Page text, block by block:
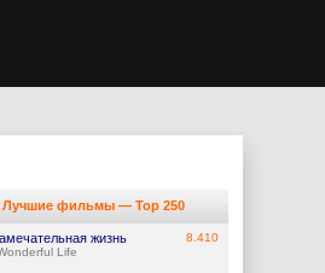
Лучшие фильмы — Top 250
жизнь
Life
8.410